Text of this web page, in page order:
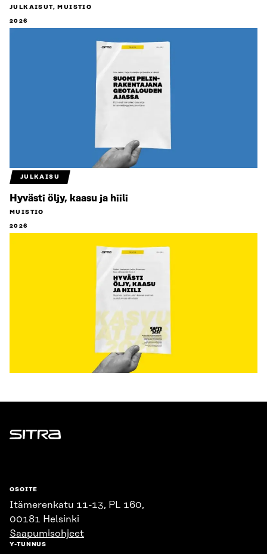
JULKAISUT, MUISTIO
2026
JULKAISU
Hyvästi öljy, kaasu ja hiili
MUISTIO
2026
Sitra
OSOITE
Itämerenkatu 11-13, PL 160,
00181 Helsinki
Saapumisohjeet
Y-TUNNUS